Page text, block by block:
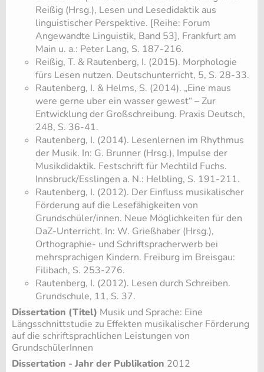
Reißig (Hrsg.), Lesen und Lesedidaktik aus
linguistischer Perspektive. [Reihe: Forum
Angewandte Linguistik, Band 53], Frankfurt am
Main u. a.: Peter Lang, S. 187-216.
Reißig, T. & Rautenberg, I. (2015). Morphologie
fürs Lesen nutzen. Deutschunterricht, 5, S. 28-33.
Rautenberg, I. & Helms, S. (2014). „Eine maus
were gerne uber ein wasser gewest“ – Zur
Entwicklung der Großschreibung. Praxis Deutsch,
248, S. 36-41.
Rautenberg, I. (2014). Lesenlernen im Rhythmus
der Musik. In: G. Brunner (Hrsg.), Impulse der
Musikdidaktik. Festschrift für Mechtild Fuchs.
Innsbruck/Esslingen a. N.: Helbling, S. 191-211.
Rautenberg, I. (2012). Der Einfluss musikalischer
Förderung auf die Lesefähigkeiten von
Grundschüler/innen. Neue Möglichkeiten für den
DaZ-Unterricht. In: W. Grießhaber (Hrsg.),
Orthographie- und Schriftspracherwerb bei
mehrsprachigen Kindern. Freiburg im Breisgau:
Filibach, S. 253-276.
Rautenberg, I. (2012). Lesen durch Schreiben.
Grundschule, 11, S. 37.
Dissertation (Titel) Musik und Sprache: Eine
Längsschnittstudie zu Effekten musikalischer Förderung
auf die schriftsprachlichen Leistungen von
GrundschülerInnen
Dissertation - Jahr der Publikation 2012